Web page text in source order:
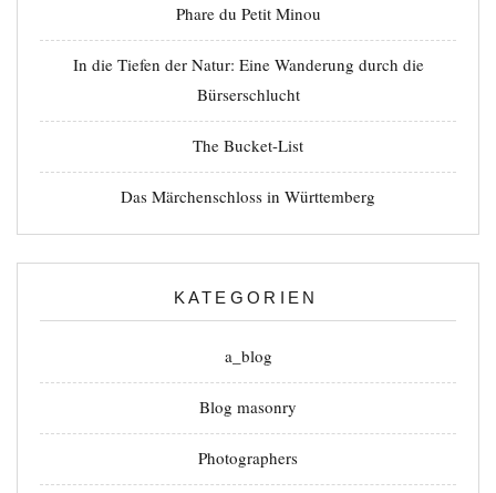
Phare du Petit Minou
In die Tiefen der Natur: Eine Wanderung durch die
Bürserschlucht
The Bucket-List
Das Märchenschloss in Württemberg
KATEGORIEN
a_blog
Blog masonry
Photographers